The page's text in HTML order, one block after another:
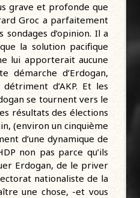
grave et profonde que
Groc a parfaitement
d’opinion. Il a
la solution pacifique
lui apporterait aucune
démarche d’Erdogan,
d’AKP. Et les
se tournent vers le
résultats des élections
(environ un cinquième
d’une dynamique de
non pas parce qu’ils
Erdogan, de le priver
nationaliste de la
une chose, -et vous